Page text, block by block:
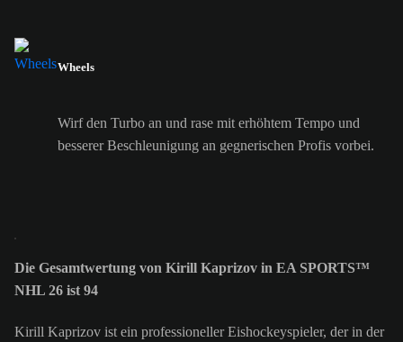
Wheels
Wirf den Turbo an und rase mit erhöhtem Tempo und
besserer Beschleunigung an gegnerischen Profis vorbei.
Die Gesamtwertung von Kirill Kaprizov in EA SPORTS™
NHL 26 ist 94
Kirill Kaprizov ist ein professioneller Eishockeyspieler, der in der